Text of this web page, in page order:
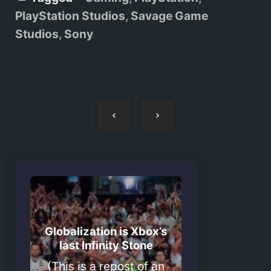
PlayStation Studios, Savage Game
Studios, Sony
Globalization is Xbox’s
last Infinity Stone
(This is a repost of an